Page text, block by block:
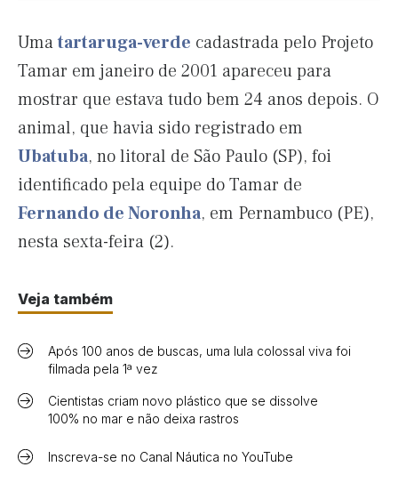
Umatartaruga-verde cadastrada pelo Projeto
Tamar em janeiro de 2001 apareceu para
mostrar que estava tudo bem 24 anos depois. O
animal, que havia sido registrado em
Ubatuba, no litoral de São Paulo (SP), foi
identificado pela equipe do Tamar de
Fernando de Noronha, em Pernambuco (PE),
nesta sexta-feira (2).
Veja também
Após 100 anos de buscas, uma lula colossal viva foi
filmada pela 1ª vez
Cientistas criam novo plástico que se dissolve
100% no mar e não deixa rastros
Inscreva-se no Canal Náutica no YouTube